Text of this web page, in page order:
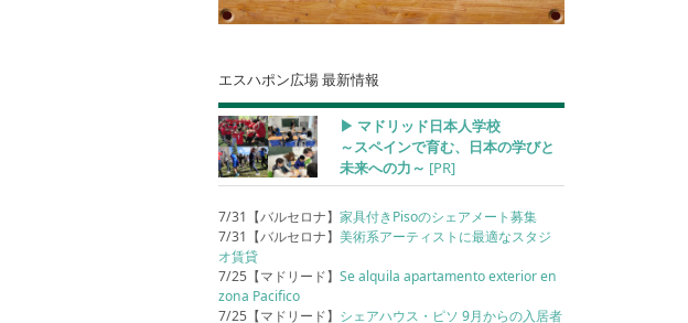
エスハポン広場 最新情報
▶︎ マドリッド日本人学校
～スペインで育む、日本の学びと
未来への力～ [PR]
7/31【バルセロナ】家具付きPisoのシェアメート募集
7/31【バルセロナ】美術系アーティストに最適なスタジ
オ賃貸
7/25【マドリード】Se alquila apartamento exterior en
zona Pacifico
7/25【マドリード】 シェアハウス・ピソ 9月からの入居者